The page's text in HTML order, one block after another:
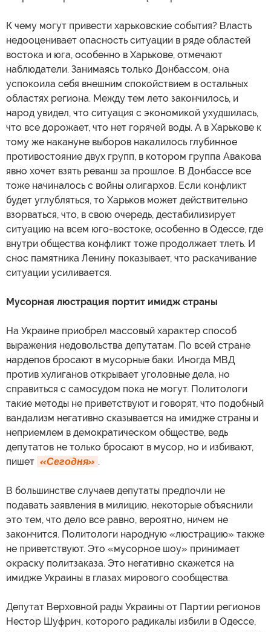
К чему могут привести харьковские события? Власть
недооценивает опасность ситуации в ряде областей
востока и юга, особенно в Харькове, отмечают
наблюдатели. Занимаясь только Донбассом, она
успокоила себя внешним спокойствием в остальных
областях региона. Между тем лето закончилось, и
народ увидел, что ситуация с экономикой ухудшилась,
что все дорожает, что нет горячей воды. А в Харькове к
тому же накануне выборов накалилось глубинное
противостояние двух групп, в котором группа Авакова
явно хочет взять реванш за прошлое. В Донбассе все
тоже начиналось с войны олигархов. Если конфликт
будет углубляться, то Харьков может действительно
взорваться, что, в свою очередь, дестабилизирует
ситуацию на всем юго-востоке, особенно в Одессе, где
внутри общества конфликт тоже продолжает тлеть. И
снос памятника Ленину показывает, что раскачивание
ситуации усиливается.
Мусорная люстрация портит имидж страны
На Украине приобрел массовый характер способ
выражения недовольства депутатам. По всей стране
нардепов бросают в мусорные баки. Иногда МВД
против хулиганов открывает уголовные дела, но
справиться с самосудом пока не могут. Политологи
такие методы не приветствуют и говорят, что подобный
вандализм негативно сказывается на имидже страны и
неприемлем в демократическом обществе, ведь
депутатов не только бросают в мусор, но и избивают,
пишет «Сегодня» .
В большинстве случаев депутаты предпочли не
подавать заявления в милицию, некоторые объяснили
это тем, что дело все равно, вероятно, ничем не
закончится. Политологи народную «люстрацию» также
не приветствуют. Это «мусорное шоу» принимает
окраску политзаказа. Это негативно скажется на
имидже Украины в глазах мирового сообщества.
Депутат Верховной рады Украины от Партии регионов
Нестор Шуфрич, которого радикалы избили в Одессе,